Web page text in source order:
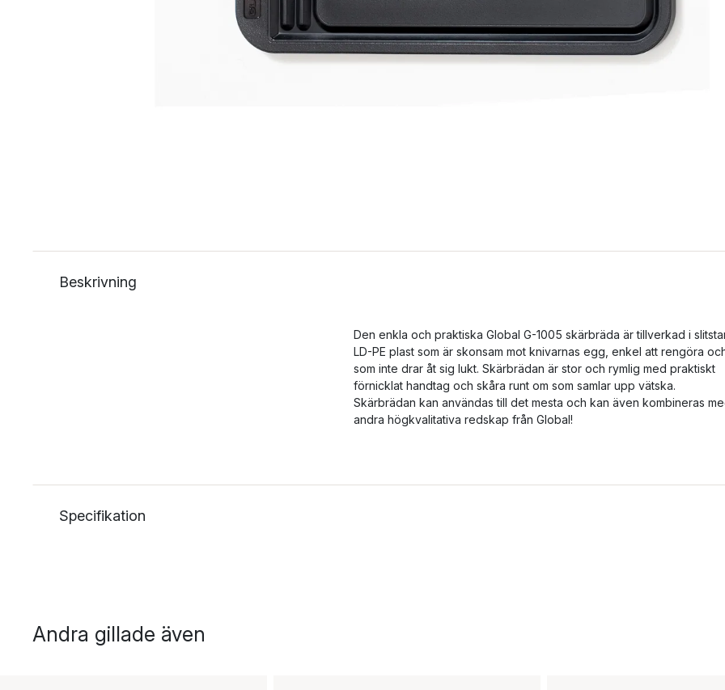
Beskrivning
Den enkla och praktiska Global G-1005 skärbräda är tillverkad i
LD-PE plast som är skonsam mot knivarnas egg, enkel att rengöra
som inte drar åt sig lukt. Skärbrädan är stor och rymlig med praktiskt
förnicklat handtag och skåra runt om som samlar upp vätska.
Skärbrädan kan användas till det mesta och kan även kombineras
andra högkvalitativa redskap från Global!
Specifikation
Andra gillade även